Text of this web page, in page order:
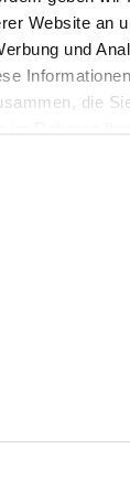
Website an
und
die
morgen um
–